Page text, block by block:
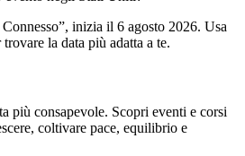
inizia il 6 agosto 2026. Usa
la data più adatta a te.
più consapevole. Scopri eventi e corsi
coltivare pace, equilibrio e